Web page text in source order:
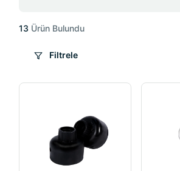
13 Ürün Bulundu
Filtrele